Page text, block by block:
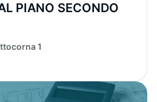
PIANO SECONDO
1